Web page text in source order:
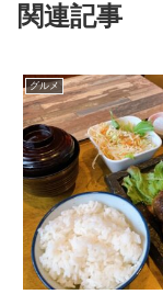
関連記事
グルメ